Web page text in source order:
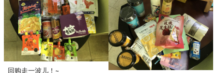
回购走一波儿！~